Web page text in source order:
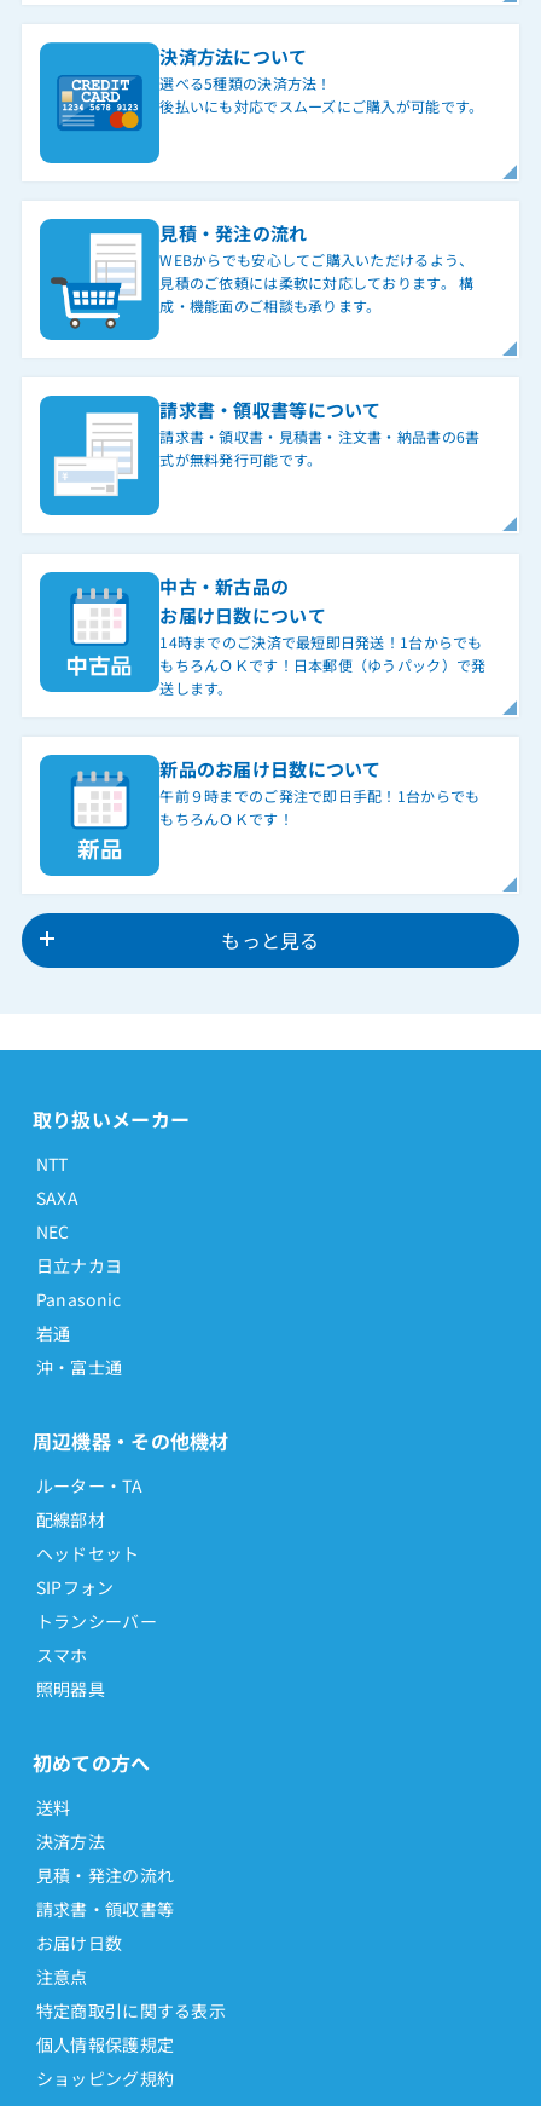
決済方法について
選べる5種類の決済方法！
後払いにも対応でスムーズにご購入が可能です。
見積・発注の流れ
WEBからでも安心してご購入いただけるよう、
見積のご依頼には柔軟に対応しております。 構
成・機能面のご相談も承ります。
請求書・領収書等について
請求書・領収書・見積書・注文書・納品書の6書
式が無料発行可能です。
中古・新古品の
お届け日数について
14時までのご決済で最短即日発送！1台からでも
もちろんＯＫです！日本郵便（ゆうパック）で発
送します。
新品のお届け日数について
午前９時までのご発注で即日手配！1台からでも
もちろんＯＫです！
もっと見る
取り扱いメーカー
NTT
SAXA
NEC
日立ナカヨ
Panasonic
岩通
沖・富士通
周辺機器・その他機材
ルーター・TA
配線部材
ヘッドセット
SIPフォン
トランシーバー
スマホ
照明器具
初めての方へ
送料
決済方法
見積・発注の流れ
請求書・領収書等
お届け日数
注意点
特定商取引に関する表示
個人情報保護規定
ショッピング規約